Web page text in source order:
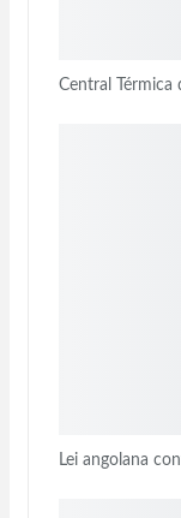
Central
Lei angolana